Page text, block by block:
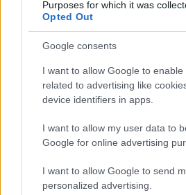
Purposes for which it was
Opted Out
Google consents
I want to allow Google to enable
related to advertising like
device identifiers in apps.
I want to allow my user data to
Google for online advertising
I want to allow Google to send
personalized advertising.
meg e-mail címét:
Megismertem és elfogadom a
Nem szeretne lemaradni semmiről? Csak
legfrissebb információkkal és exkluzív